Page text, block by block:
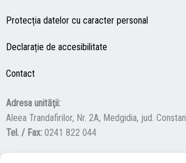
Protecția datelor cu caracter personal
Declarație de accesibilitate
Contact
Adresa unităţii:
Aleea Trandafirilor, Nr. 2A, Medgidia, jud.
Tel. / Fax: 0241 822 044